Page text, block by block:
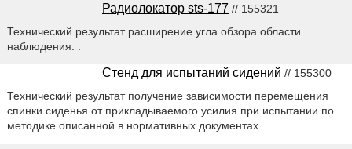
Радиолокатор sts-177 // 155321
Технический результат расширение угла обзора области
наблюдения. .
Стенд для испытаний сидений // 155300
Технический результат получение зависимости перемещения
спинки сиденья от прикладываемого усилия при испытании по
методике описанной в нормативных документах.